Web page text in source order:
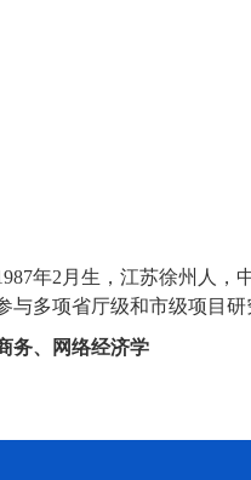
年2 月生，江苏徐州人，
与多项省厅级和市级项目
务、网络经济学